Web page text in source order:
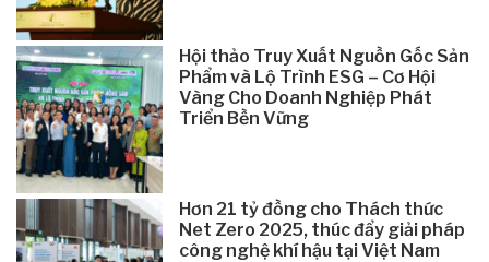
Hội thảo Truy Xuất Nguồn Gốc Sản
Phẩm và Lộ Trình ESG – Cơ Hội
Vàng Cho Doanh Nghiệp Phát
Triển Bền Vững
Hơn 21 tỷ đồng cho Thách thức
Net Zero 2025, thúc đẩy giải pháp
công nghệ khí hậu tại Việt Nam